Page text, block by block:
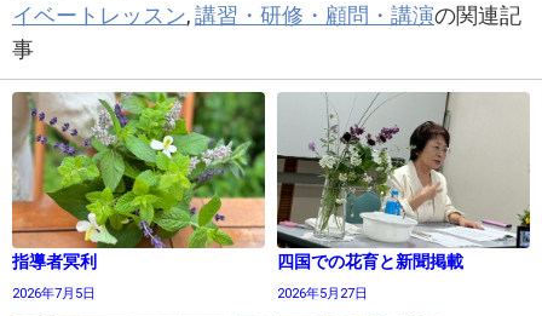
イベートレッスン,講習・研修・顧問・講演の関連記
事
指導者冥利
2026年7月5日
四国での花育と新聞掲載
2026年5月27日